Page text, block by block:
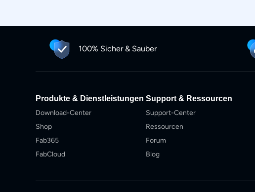
100% Sicher & Sauber
Produkte & Dienstleistungen
Download-Center
Shop
Fab365
FabCloud
Support & Ressourcen
Support-Center
Ressourcen
Forum
Blog